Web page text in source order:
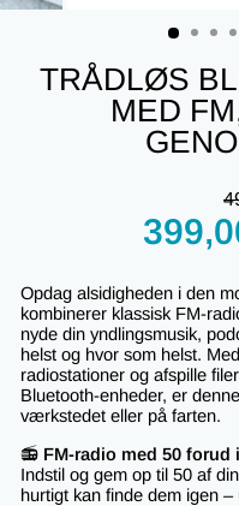
TRÅDLØS
MED
Tilbudspris
Opdag alsidigheden i den
kombinerer klassisk FM-
nyde din yndlingsmusik,
helst og hvor som helst.
radiostationer og afspille
Bluetooth-enheder, er
værkstedet eller på farten.
📻 FM-radio med 50
Indstil og gem op til 50 af
hurtigt kan finde dem igen